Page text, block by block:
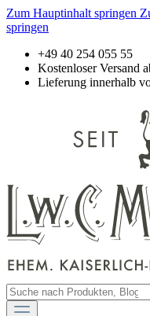
Zum Hauptinhalt springen
springen
+49 40 254 055 55
Kostenloser Versand
Lieferung innerhalb